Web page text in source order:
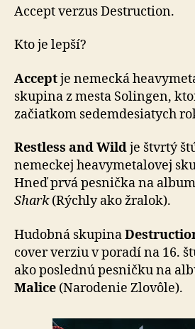
Accept verzus Destruction.
Kto je lepší?
Acceptje nemecká
skupina z mesta Solingen,
začiatkom sedemdesiatych
Restless and Wildje štvrtý
nemeckej heavymetalovej
Hneď prvá pesnička na
Shark(Rýchly ako žralok).
Hudobná skupina
cover verziu v poradí na 16.
ako poslednú pesničku na
Malice (Narodenie Zlovôle).